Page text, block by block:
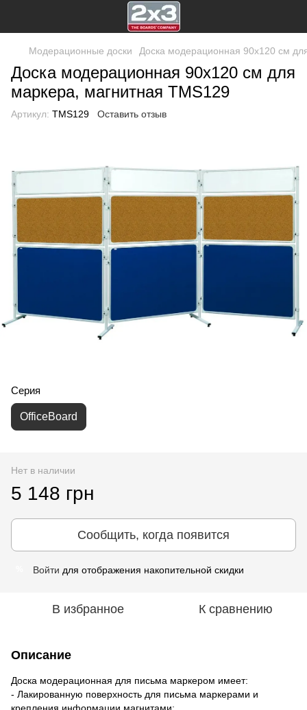
Модерационные доски Доска модерационная 90x120 см
Доска модерационная 90x120 см для
маркера, магнитная TMS129
Артикул: TMS129 Оставить отзыв
Серия
OfficeBoard
Нет в наличии
5 148 грн
Сообщить, когда появится
Войти для отображения накопительной скидки
В избранное К сравнению
Описание
Доска модерационная для письма маркером имеет:
- Лакированную поверхность для письма маркерами и
крепления информации магнитами;